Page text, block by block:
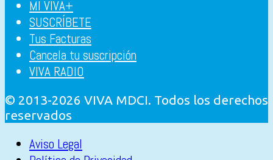
MI VIVA+
SUSCRÍBETE
Tus Facturas
Cancela tu suscripción
VIVA RADIO
© 2013-2026 VIVA MDCI. Todos los derechos
reservados
Aviso Legal